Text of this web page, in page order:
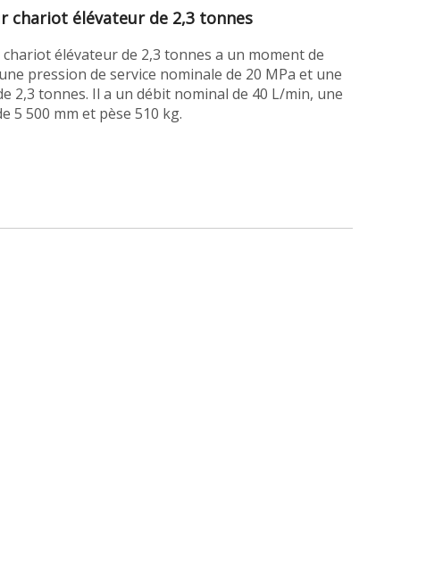
chariot élévateur de 2,3 tonnes
élévateur de 2,3 tonnes a un moment de
pression de service nominale de 20 MPa et une
2,3 tonnes. Il a un débit nominal de 40 L/min, une
5 500 mm et pèse 510 kg.